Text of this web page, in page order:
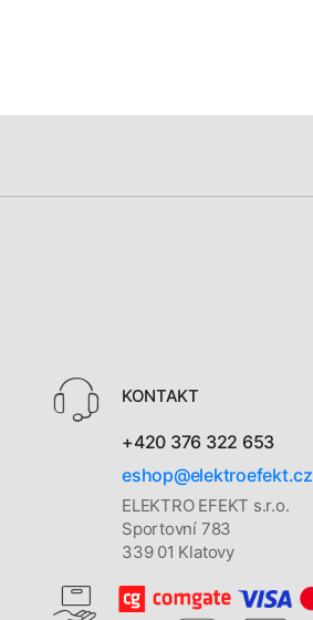
KONTAKT
+420 376 322 653
eshop@elektroefekt.cz
ELEKTRO EFEKT s.r.o.
Sportovní 783
339 01 Klatovy